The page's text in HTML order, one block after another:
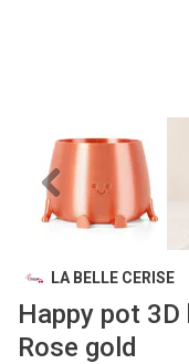
Previous
LA BELLE CERISE
Happy pot
Rose gold